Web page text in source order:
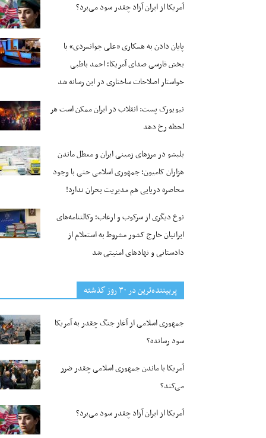
آمریکا از ایران آزاد چقدر سود می‌برد؟
پایان دادن به همکاری «علی جوانمردی» با
بخش فارسی صدای آمریکا؛ احمد باطبی
خواستار اصلاحات ساختاری در این رسانه شد
نیویورک پست: انقلاب در ایران ممکن است هر
لحظه رخ دهد
بلبشو در مرزهای زمینی ایران و معطل ماندن
هزاران کامیون؛ جمهوری اسلامی حتی با وجود
محاصره دریایی هم مدیریت بحران ندارد!
نوع دیگری از سرکوب و ارعاب؛ وکالتنامه‌های
ایرانیان خارج کشور مشروط به استعلام از
دادستانی و نهادهای امنیتی شد
پربیننده‌ترین‌ در ۳۰ روز گذشته
جمهوری اسلامی از آغاز جنگ چقدر به آمریکا
سود رسانده؟
آمریکا با ماندن جمهوری اسلامی چقدر ضرر
می‌کند؟
آمریکا از ایران آزاد چقدر سود می‌برد؟